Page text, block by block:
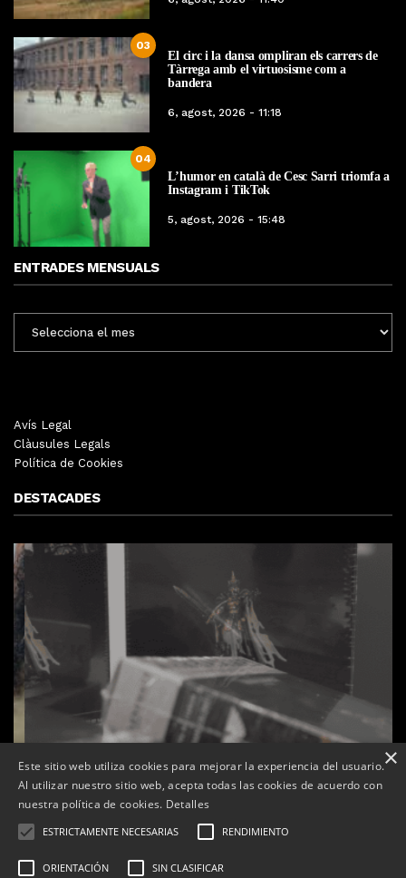
03
El circ i la dansa ompliran els carrers de
Tàrrega amb el virtuosisme com a
bandera
6, agost, 2026 - 11:18
04
L’humor en català de Cesc Sarri triomfa a
Instagram i TikTok
5, agost, 2026 - 15:48
ENTRADES MENSUALS
MENSUALS
Avís Legal
Clàusules Legals
Política de Cookies
DESTACADES
×
Este sitio web utiliza cookies para mejorar la experiencia del usuario.
Al utilizar nuestro sitio web, acepta todas las cookies de acuerdo con
nuestra política de cookies. Detalles
ESTRICTAMENTE NECESARIAS RENDIMIENTO
ORIENTACIÓN SIN CLASIFICAR